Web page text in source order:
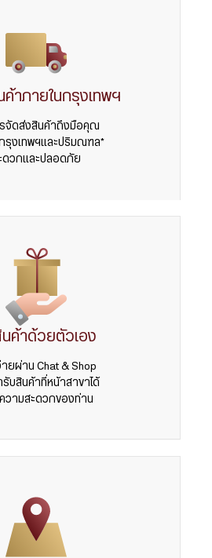
าภายในกรุงเทพฯ
จัดส่งสินค้าถึงมือคุณ
รุงเทพฯและปริมณฑล*
ดวกและปลอดภัย
ค้าด้วยตัวเอง
ยผ่าน Chat & Shop
รับสินค้าที่หน้าสาขาได้
วามสะดวกของท่าน